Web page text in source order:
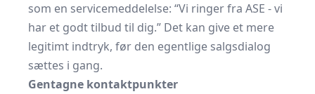
som en servicemeddelelse: “Vi ringer fra ASE - vi
har et godt tilbud til dig.” Det kan give et mere
legitimt indtryk, før den egentlige salgsdialog
sættes i gang.
Gentagne kontaktpunkter